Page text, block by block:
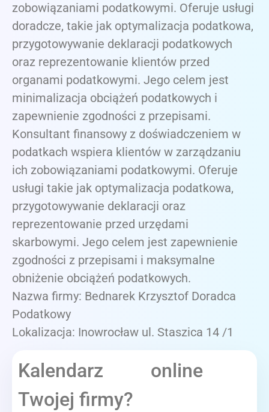
zobowiązaniami podatkowymi. Oferuje usługi
doradcze, takie jak optymalizacja podatkowa,
przygotowywanie deklaracji podatkowych
oraz reprezentowanie klientów przed
organami podatkowymi. Jego celem jest
minimalizacja obciążeń podatkowych i
zapewnienie zgodności z przepisami.
Konsultant finansowy z doświadczeniem w
podatkach wspiera klientów w zarządzaniu
ich zobowiązaniami podatkowymi. Oferuje
usługi takie jak optymalizacja podatkowa,
przygotowywanie deklaracji oraz
reprezentowanie przed urzędami
skarbowymi. Jego celem jest zapewnienie
zgodności z przepisami i maksymalne
obniżenie obciążeń podatkowych.
Nazwa firmy: Bednarek Krzysztof Doradca
Podatkowy
Lokalizacja: Inowrocław ul. Staszica 14 /1
Kalendarz online
Twojej firmy?